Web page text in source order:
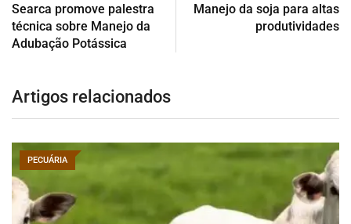
Searca promove palestra
técnica sobre Manejo da
Adubação Potássica
Manejo da soja para altas
produtividades
Artigos relacionados
PECUÁRIA